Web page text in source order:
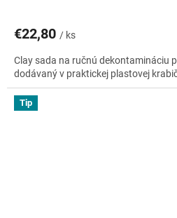
€22,80 / ks
Clay sada na ručnú dekontamináciu
dodávaný v praktickej plastovej
Tip